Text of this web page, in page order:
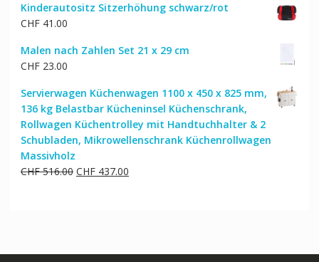
Kinderautositz Sitzerhöhung schwarz/rot
CHF41.00
Malen nach Zahlen Set 21 x 29 cm
CHF23.00
Servierwagen Küchenwagen 1100 x 450 x 825 mm,
136 kg Belastbar Kücheninsel Küchenschrank,
Rollwagen Küchentrolley mit Handtuchhalter & 2
Schubladen, Mikrowellenschrank Küchenrollwagen
Massivholz
CHF516.00 Ursprünglicher
CHF437.00Aktueller